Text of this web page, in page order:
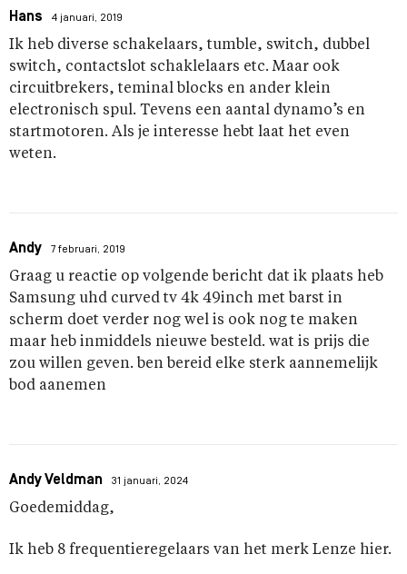
Hans 4 januari, 2019
Ik heb diverse schakelaars, tumble, switch, dubbel
switch, contactslot schaklelaars etc. Maar ook
circuitbrekers, teminal blocks en ander klein
electronisch spul. Tevens een aantal dynamo’s en
startmotoren. Als je interesse hebt laat het even
weten.
Andy 7 februari, 2019
Graag u reactie op volgende bericht dat ik plaats heb
Samsung uhd curved tv 4k 49inch met barst in
scherm doet verder nog wel is ook nog te maken
maar heb inmiddels nieuwe besteld. wat is prijs die
zou willen geven. ben bereid elke sterk aannemelijk
bod aanemen
Andy Veldman 31 januari, 2024
Goedemiddag,
Ik heb 8 frequentieregelaars van het merk Lenze hier.